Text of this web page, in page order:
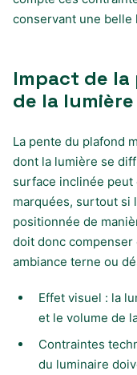
conservant une belle
Impact de
de la lumière
La pente du plafond
dont la lumière se
surface inclinée peut
marquées, surtout si
positionnée de
doit donc
ambiance terne ou
Effet visuel : la
et le volume de
Contraintes
du luminaire